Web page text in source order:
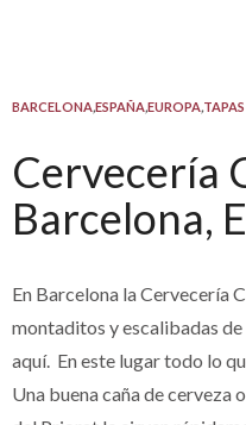
BARCELONA,ESPAÑA,EUROPA,TAPAS
Cervecería
Barcelona,
En Barcelona la Cervecería
montaditos y escalibadas de
aquí. En este lugar todo lo
Una buena caña de cerveza